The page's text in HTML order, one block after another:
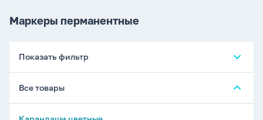
Маркеры перманентные
Показать фильтр
Все товары